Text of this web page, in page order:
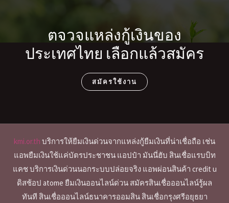
ตจวจแหล่งกู้เงินของ
ประเทศไทย เลือกแล้วสมัคร
สมัครใช้งาน
kmi.or.th บริการให้ยืมเงินด่วนจากแหล่งกู้ยืมเงินที่น่าเชื่อถือ เช่น
แอพยืมเงินใช้แค่บัตรประชาชน แอปป๋า มันนี่ฮับ สินเชื่อแรบบิท
แคช บริการเงินด่วนนอกระบบปล่อยจริง แอพผ่อนสินค้า credit u
ดิสช้อป atome ยืมเงินออนไลน์ด่วน สมัครสินเชื่อออนไลน์รู้ผล
ทันที สินเชื่อออนไลน์ธนาคารออมสิน สินเชื่อกรุงศรีอยุธยา